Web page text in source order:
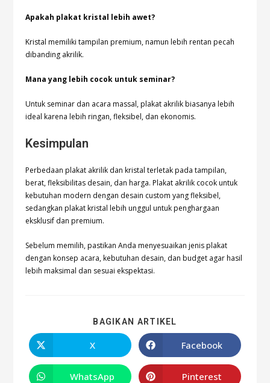
Apakah plakat kristal lebih awet?
Kristal memiliki tampilan premium, namun lebih rentan pecah
dibanding akrilik.
Mana yang lebih cocok untuk seminar?
Untuk seminar dan acara massal, plakat akrilik biasanya lebih
ideal karena lebih ringan, fleksibel, dan ekonomis.
Kesimpulan
Perbedaan plakat akrilik dan kristal terletak pada tampilan,
berat, fleksibilitas desain, dan harga. Plakat akrilik cocok untuk
kebutuhan modern dengan desain custom yang fleksibel,
sedangkan plakat kristal lebih unggul untuk penghargaan
eksklusif dan premium.
Sebelum memilih, pastikan Anda menyesuaikan jenis plakat
dengan konsep acara, kebutuhan desain, dan budget agar hasil
lebih maksimal dan sesuai ekspektasi.
BAGIKAN ARTIKEL
X Facebook
WhatsApp Pinterest